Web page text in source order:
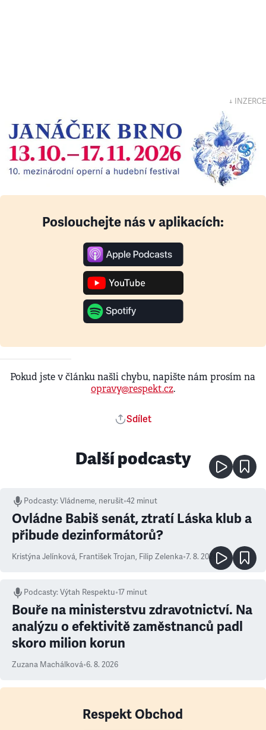
↓ INZERCE
Poslouchejte nás v aplikacích:
Pokud jste v článku našli chybu, napište nám prosím na
opravy@respekt.cz.
Sdílet
Další podcasty
Podcasty:Vládneme, nerušit•42 minut
Ovládne Babiš senát, ztratí Láska klub a
přibude dezinformátorů?
Kristýna Jelínková, František Trojan, Filip Zelenka•7. 8. 2026
Podcasty:Výtah Respektu•17 minut
Bouře na ministerstvu zdravotnictví. Na
analýzu o efektivitě zaměstnanců padl
skoro milion korun
Zuzana Machálková•6. 8. 2026
Respekt Obchod